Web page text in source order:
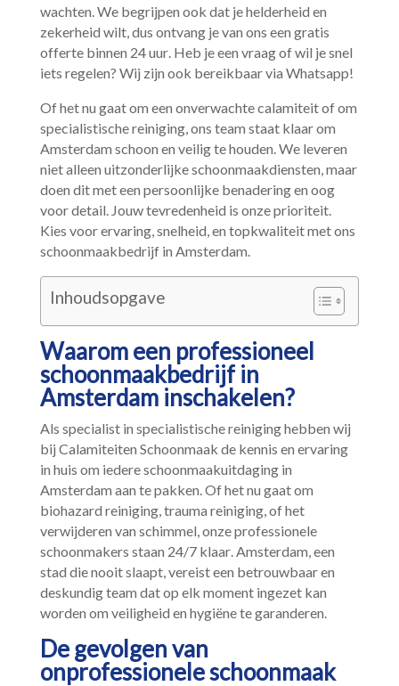
wachten.​ We begrijpen ook dat je helderheid en
zekerheid wilt, dus ontvang je van ons een gratis
offerte binnen 24 uur.​ Heb je een vraag of wil je snel
iets regelen? Wij zijn ook bereikbaar via Whatsapp!
Of het nu gaat om een onverwachte calamiteit of om
specialistische reiniging, ons team staat klaar om
Amsterdam schoon en veilig te houden.​ We leveren
niet alleen uitzonderlijke schoonmaakdiensten, maar
doen dit met een persoonlijke benadering en oog
voor detail.​ Jouw tevredenheid is onze prioriteit.​
Kies voor ervaring, snelheid, en topkwaliteit met ons
schoonmaakbedrijf in Amsterdam.​
Inhoudsopgave
Waarom een professioneel
schoonmaakbedrijf in
Amsterdam inschakelen?
Als specialist in specialistische reiniging hebben wij
bij Calamiteiten Schoonmaak de kennis en ervaring
in huis om iedere schoonmaakuitdaging in
Amsterdam aan te pakken.​ Of het nu gaat om
biohazard reiniging, trauma reiniging, of het
verwijderen van schimmel, onze professionele
schoonmakers staan 24/7 klaar.​ Amsterdam, een
stad die nooit slaapt, vereist een betrouwbaar en
deskundig team dat op elk moment ingezet kan
worden om veiligheid en hygiëne te garanderen.​
De gevolgen van
onprofessionele schoonmaak